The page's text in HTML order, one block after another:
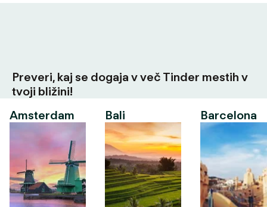
Preveri, kaj se dogaja v več Tinder mestih v
tvoji bližini!
Amsterdam
Bali Barcelona